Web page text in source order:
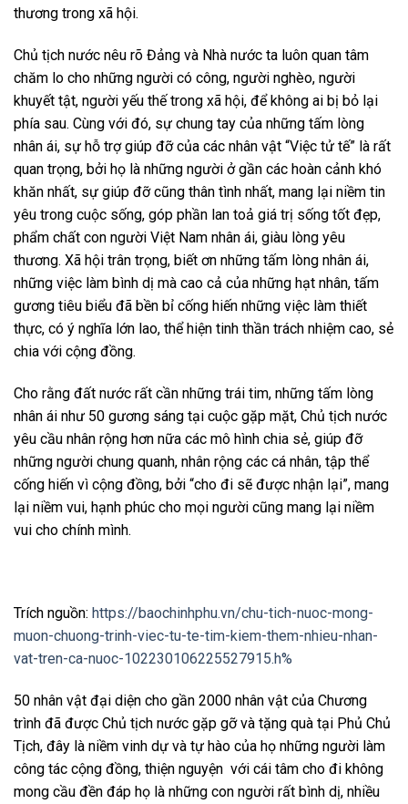
thương trong xã hội.
Chủ tịch nước nêu rõ Đảng và Nhà nước ta luôn quan tâm
chăm lo cho những người có công, người nghèo, người
khuyết tật, người yếu thế trong xã hội, để không ai bị bỏ lại
phía sau. Cùng với đó, sự chung tay của những tấm lòng
nhân ái, sự hỗ trợ giúp đỡ của các nhân vật “Việc tử tế” là rất
quan trọng, bởi họ là những người ở gần các hoàn cảnh khó
khăn nhất, sự giúp đỡ cũng thân tình nhất, mang lại niềm tin
yêu trong cuộc sống, góp phần lan toả giá trị sống tốt đẹp,
phẩm chất con người Việt Nam nhân ái, giàu lòng yêu
thương. Xã hội trân trọng, biết ơn những tấm lòng nhân ái,
những việc làm bình dị mà cao cả của những hạt nhân, tấm
gương tiêu biểu đã bền bỉ cống hiến những việc làm thiết
thực, có ý nghĩa lớn lao, thể hiện tinh thần trách nhiệm cao, sẻ
chia với cộng đồng.
Cho rằng đất nước rất cần những trái tim, những tấm lòng
nhân ái như 50 gương sáng tại cuộc gặp mặt, Chủ tịch nước
yêu cầu nhân rộng hơn nữa các mô hình chia sẻ, giúp đỡ
những người chung quanh, nhân rộng các cá nhân, tập thể
cống hiến vì cộng đồng, bởi “cho đi sẽ được nhận lại”, mang
lại niềm vui, hạnh phúc cho mọi người cũng mang lại niềm
vui cho chính mình.
Trích nguồn: https://baochinhphu.vn/chu-tich-nuoc-mong-
muon-chuong-trinh-viec-tu-te-tim-kiem-them-nhieu-nhan-
vat-tren-ca-nuoc-102230106225527915.h%
50 nhân vật đại diện cho gần 2000 nhân vật của Chương
trình đã được Chủ tịch nước gặp gỡ và tặng quà tại Phủ Chủ
Tịch, đây là niềm vinh dự và tự hào của họ những người làm
công tác cộng đồng, thiện nguyện với cái tâm cho đi không
mong cầu đền đáp họ là những con người rất bình dị, nhiều